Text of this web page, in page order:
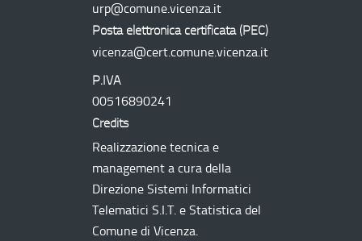
urp@comune.vicenza.it
Posta elettronica certificata (PEC)
vicenza@cert.comune.vicenza.it
P.IVA
00516890241
Credits
Realizzazione tecnica e
management a cura della
Direzione Sistemi Informatici
Telematici S.I.T. e Statistica del
Comune di Vicenza.